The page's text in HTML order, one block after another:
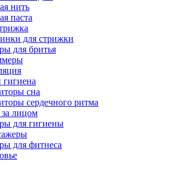
нить
паста
для стрижки
для бритья
гигиена
сна
сердечного ритма
за лицом
для гигиены
для фитнеса